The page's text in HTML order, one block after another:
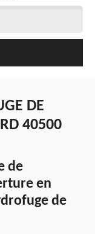
DE
40500
de
en
de